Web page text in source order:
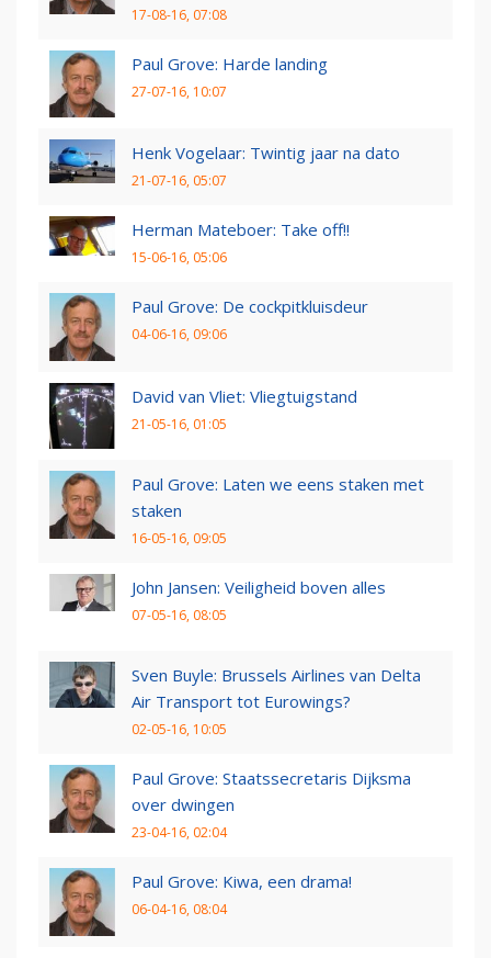
17-08-16, 07:08
Paul Grove: Harde landing
27-07-16, 10:07
Henk Vogelaar: Twintig jaar na dato
21-07-16, 05:07
Herman Mateboer: Take off!!
15-06-16, 05:06
Paul Grove: De cockpitkluisdeur
04-06-16, 09:06
David van Vliet: Vliegtuigstand
21-05-16, 01:05
Paul Grove: Laten we eens staken met
staken
16-05-16, 09:05
John Jansen: Veiligheid boven alles
07-05-16, 08:05
Sven Buyle: Brussels Airlines van Delta
Air Transport tot Eurowings?
02-05-16, 10:05
Paul Grove: Staatssecretaris Dijksma
over dwingen
23-04-16, 02:04
Paul Grove: Kiwa, een drama!
06-04-16, 08:04